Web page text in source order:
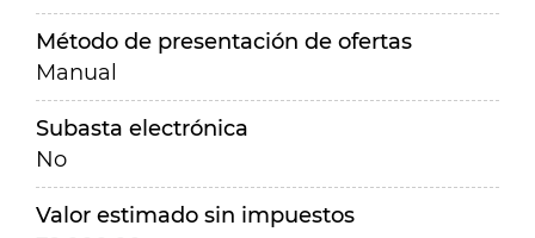
Método de presentación de ofertas
Manual
Subasta electrónica
No
Valor estimado sin impuestos